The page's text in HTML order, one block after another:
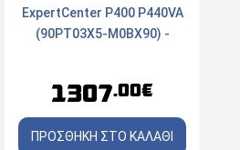
ExpertCenter P400 P440VA
(90PT03X5-M0BX90) -
512GB SSD NVMe - Webcam
- Windows 11 Pro - Black
1307.00€
ΠΡΟΣΘΗΚΗ ΣΤΟ ΚΑΛΑΘΙ